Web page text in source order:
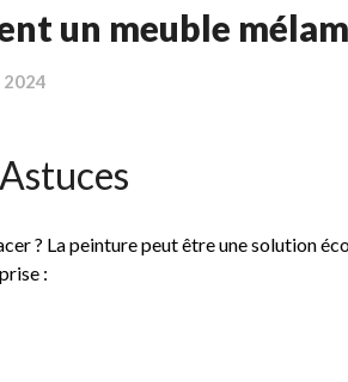
un meuble
2024
? La peinture peut être une solution
: